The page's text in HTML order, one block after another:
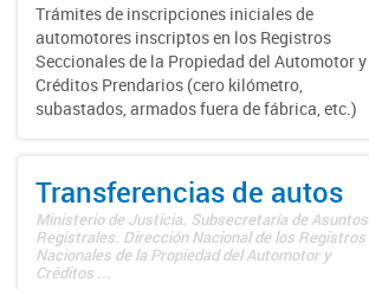
Trámites de inscripciones iniciales de
automotores inscriptos en los Registros
Seccionales de la Propiedad del Automotor y
Créditos Prendarios (cero kilómetro,
subastados, armados fuera de fábrica, etc.)
Transferencias de autos
Ministerio de Justicia. Subsecretaría de Asuntos
Registrales. Dirección Nacional de los Registros
Nacionales de la Propiedad del Automotor y
Créditos ...